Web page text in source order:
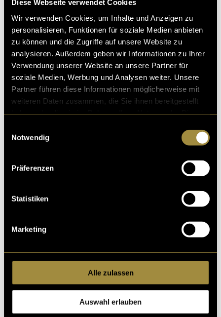
Diese Webseite verwendet Cookies
Wir verwenden Cookies, um Inhalte und Anzeigen zu
personalisieren, Funktionen für soziale Medien anbieten
zu können und die Zugriffe auf unsere Website zu
analysieren. Außerdem geben wir Informationen zu Ihrer
Verwendung unserer Website an unsere Partner für
soziale Medien, Werbung und Analysen weiter. Unsere
Partner führen diese Informationen möglicherweise mit
weiteren Daten zusammen, die Sie ihnen bereitgestellt
Notwendig
Präferenzen
Statistiken
Marketing
Alle zulassen
Auswahl erlauben